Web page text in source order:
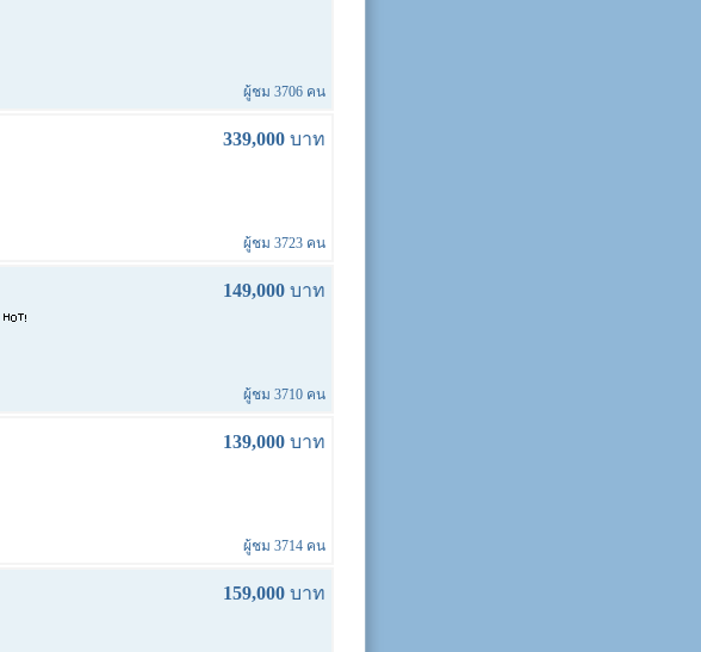
ผู้ชม 3706 คน
339,000บาท
ผู้ชม 3723 คน
149,000บาท
ผู้ชม 3710 คน
139,000บาท
ผู้ชม 3714 คน
159,000บาท